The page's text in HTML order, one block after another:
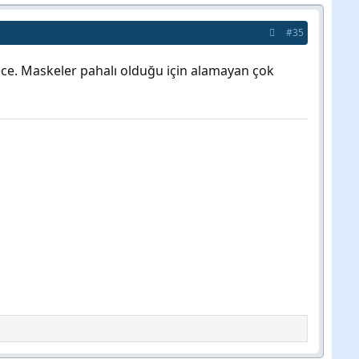
#35
Maskeler pahalı olduğu için alamayan çok